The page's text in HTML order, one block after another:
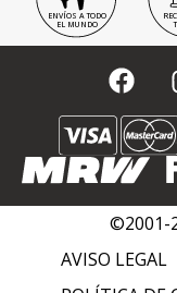
ENVÍOS A TODO
EL MUNDO
©2001-
AVISO LEGAL